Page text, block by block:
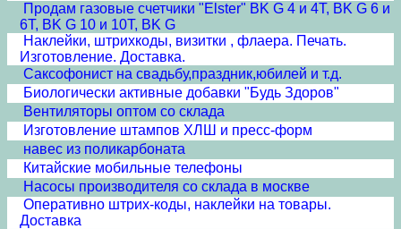
Продам газовые счетчики "Elster" BK G 4 и 4T, BK G 6 и
6T, BK G 10 и 10T, BK G
Наклейки, штрихкоды, визитки , флаера. Печать.
Изготовление. Доставка.
Cаксофонист на свадьбу,праздник,юбилей и т.д.
Биологически активные добавки "Будь Здоров"
Вентиляторы оптом со склада
Изготовление штампов ХЛШ и пресс-форм
навес из поликарбоната
Китайские мобильные телефоны
Насосы производителя со склада в москве
Оперативно штрих-коды, наклейки на товары.
Доставка